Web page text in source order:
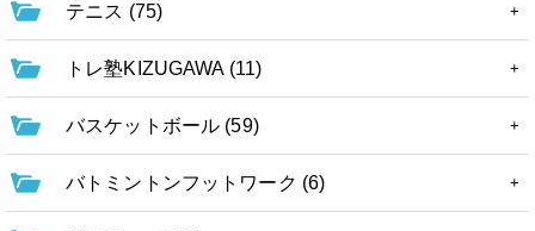
テニス (75)
トレ塾KIZUGAWA (11)
バスケットボール (59)
バトミントンフットワーク (6)